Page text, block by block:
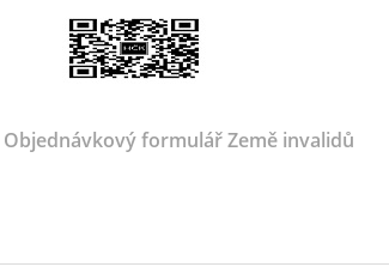
Objednávkový formulář Země invalidů